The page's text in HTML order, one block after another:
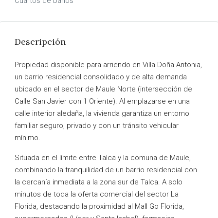
Descripción
Propiedad disponible para arriendo en Villa Doña Antonia,
un barrio residencial consolidado y de alta demanda
ubicado en el sector de Maule Norte (intersección de
Calle San Javier con 1 Oriente). Al emplazarse en una
calle interior aledaña, la vivienda garantiza un entorno
familiar seguro, privado y con un tránsito vehicular
mínimo.
Situada en el límite entre Talca y la comuna de Maule,
combinando la tranquilidad de un barrio residencial con
la cercanía inmediata a la zona sur de Talca. A solo
minutos de toda la oferta comercial del sector La
Florida, destacando la proximidad al Mall Go Florida,